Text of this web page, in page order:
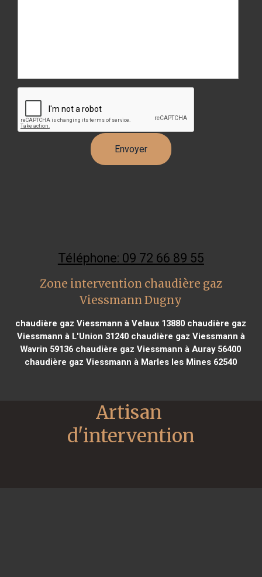
Téléphone: 09 72 66 89 55
Zone intervention chaudière gaz
Viessmann Dugny
chaudière gaz Viessmann à Velaux 13880 chaudière gaz
Viessmann à L'Union 31240chaudière gaz Viessmann à
Wavrin 59136 chaudière gaz Viessmann à Auray 56400
chaudière gaz Viessmann à Marles les Mines 62540
Artisan
d'intervention